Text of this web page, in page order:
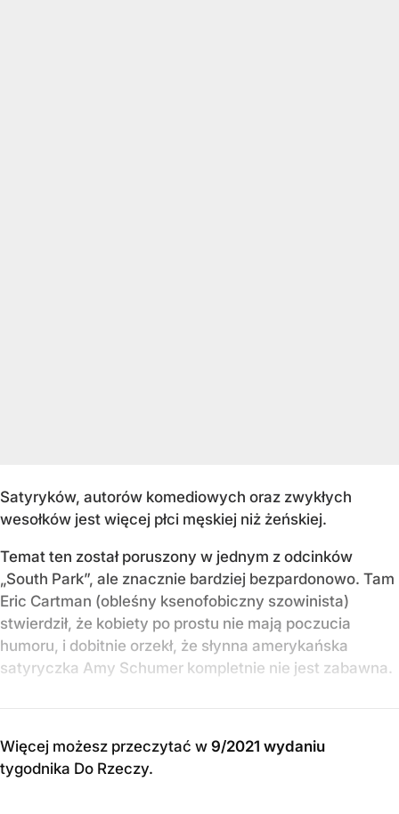
Satyryków, autorów komediowych oraz zwykłych
wesołków jest więcej płci męskiej niż żeńskiej.
Temat ten został poruszony w jednym z odcinków
„South Park”, ale znacznie bardziej bezpardonowo. Tam
Eric Cartman (obleśny ksenofobiczny szowinista)
stwierdził, że kobiety po prostu nie mają poczucia
humoru, i dobitnie orzekł, że słynna amerykańska
satyryczka Amy Schumer kompletnie nie jest zabawna.
Więcej możesz przeczytać w 9/2021 wydaniu
tygodnika Do Rzeczy.